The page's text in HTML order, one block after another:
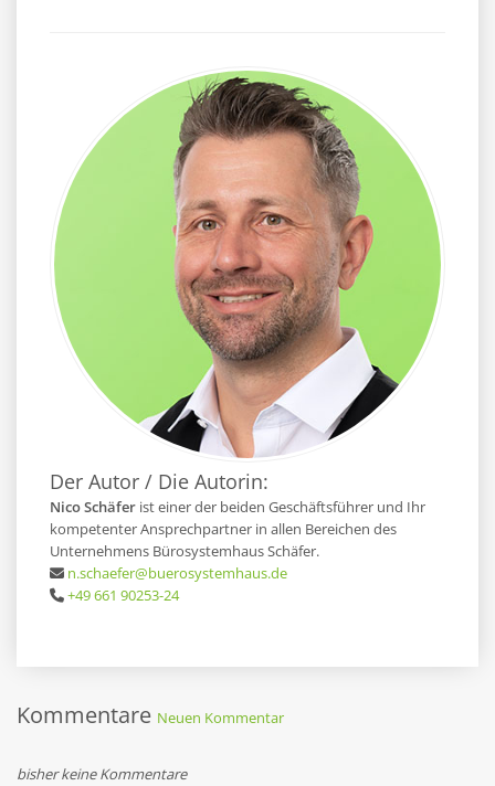
Der Autor / Die Autorin:
Nico Schäfer ist einer der beiden Geschäftsführer und Ihr
kompetenter Ansprechpartner in allen Bereichen des
Unternehmens Bürosystemhaus Schäfer.
n.schaefer@buerosystemhaus.de
+49 661 90253-24
Kommentare Neuen Kommentar
bisher keine Kommentare